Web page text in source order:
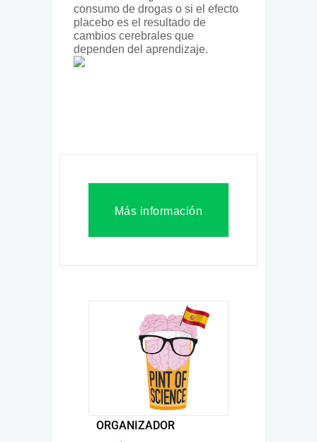
consumo de drogas o si el efecto
placebo es el resultado de
cambios cerebrales que
dependen del aprendizaje.
Más información
ORGANIZADOR